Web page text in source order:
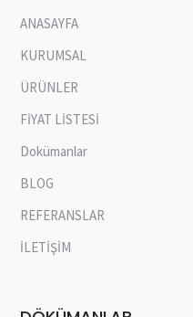
ANASAYFA
KURUMSAL
ÜRÜNLER
FİYAT LİSTESİ
Dokümanlar
BLOG
REFERANSLAR
İLETİŞİM